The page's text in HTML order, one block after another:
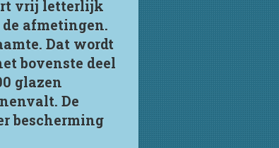
vrij letterlijk
afmetingen.
Dat wordt
bovenste deel
glazen
De
bescherming